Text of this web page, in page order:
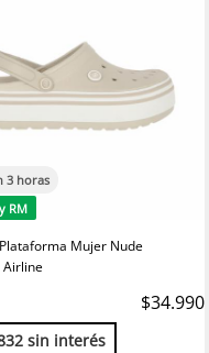
3 horas
RM
Mujer Nude
Airline
$34.990
sin interés